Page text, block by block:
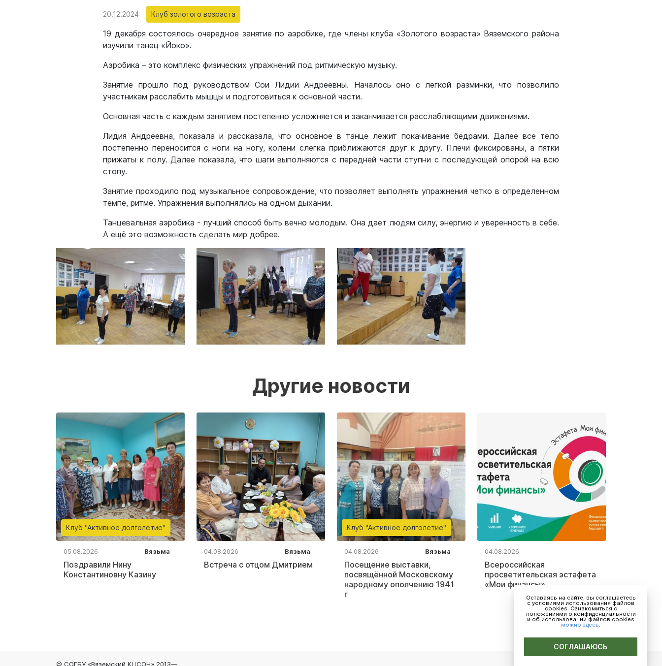
20.12.2024 Клуб золотого возраста
19 декабря состоялось очередное занятие по аэробике, где члены клуба «Золотого возраста» Вяземского района
изучили танец «Йоко».
Аэробика – это комплекс физических упражнений под ритмическую музыку.
Занятие прошло под руководством Сои Лидии Андреевны. Началось оно с легкой разминки, что позволило
участникам расслабить мышцы и подготовиться к основной части.
Основная часть с каждым занятием постепенно усложняется и заканчивается расслабляющими движениями.
Лидия Андреевна, показала и рассказала, что основное в танце лежит покачивание бедрами. Далее все тело
постепенно переносится с ноги на ногу, колени слегка приближаются друг к другу. Плечи фиксированы, а пятки
прижаты к полу. Далее показала, что шаги выполняют­ся с передней части ступни с последующей опорой на всю
стопу.
Занятие проходило под музыкальное сопровождение, что позволяет выполнять упражнения четко в определенном
темпе, ритме. Упражнения выполнялись на одном дыхании.
Танцевальная аэробика - лучший способ быть вечно молодым. Она дает людям силу, энергию и уверенность в себе.
А ещё это возможность сделать мир добрее.
Другие новости
Клуб "Активное долголетие"
05.08.2026 Вязьма
Поздравили Нину
Константиновну Казину
04.08.2026 Вязьма
Встреча с отцом Дмитрием
Клуб "Активное долголетие"
04.08.2026 Вязьма
Посещение выставки,
посвящённой Московскому
народному ополчению 1941
г
04.08.2026
Всероссийская
просветительская эстафета
«Мои финансы»
© СОГБУ «Вяземский КЦСОН» 2013—
Оставаясь на сайте, вы соглашаетесь
с условиями использования файлов
cookies. Ознакомиться с
положениями о конфиденциальности
и об использовании файлов cookies
можно здесь.
СОГЛАШАЮСЬ